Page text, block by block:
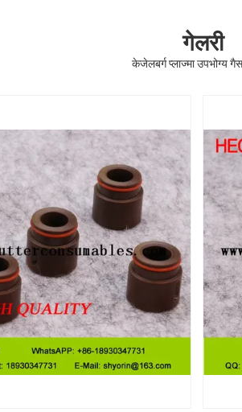
गेलरी
केजेलबर्ग प्लाज्मा उपभोग्य